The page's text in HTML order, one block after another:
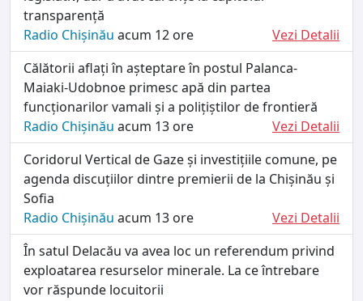
transparență
Radio Chișinău acum 12 ore
Vezi Detalii
Călătorii aflați în așteptare în postul Palanca-
Maiaki-Udobnoe primesc apă din partea
funcționarilor vamali și a polițiștilor de frontieră
Radio Chișinău acum 13 ore
Vezi Detalii
Coridorul Vertical de Gaze și investițiile comune, pe
agenda discuțiilor dintre premierii de la Chișinău și
Sofia
Radio Chișinău acum 13 ore
Vezi Detalii
În satul Delacău va avea loc un referendum privind
exploatarea resurselor minerale. La ce întrebare
vor răspunde locuitorii